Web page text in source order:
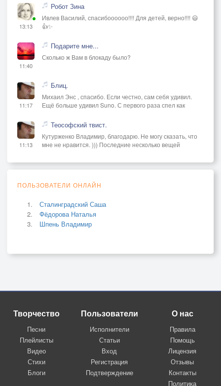
13:13
Робот Зина
Ивлев Василий, спасибоооооо!!!! Для детей, верно!!!! 😃
👍✨
11:40
Подарите мне...
Сколько ж Вам в блокаду было?
11:17
Блиц.
Михаил Энс , спасибо. Если честно, сам себя удивил.
Ещё больше удивил Suno. С первого раза спел как
11:13
Теософский твист.
Кутурженко Владимир, благодарю. Не могу сказать, что
мне не нравится. ))) Последние несколько вещей
ПОЛЬЗОВАТЕЛИ ОНЛАЙН
Сталинградский Саша
Фёдорова Наталья
Шпень Владимир
Творчество
Песни
Плейлисты
Видео
Стихи
Блоги
Пользователи
Исполнители
Статьи
Вход
Регистрация
Подтверждение
О нас
Правила
Помощь
Лицензия
Отзывы
Контакты
Политика